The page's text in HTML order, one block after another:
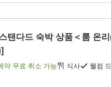
탠다드 숙박 상품＜룸 온
약 무료 취소 가능 식사 웰컴